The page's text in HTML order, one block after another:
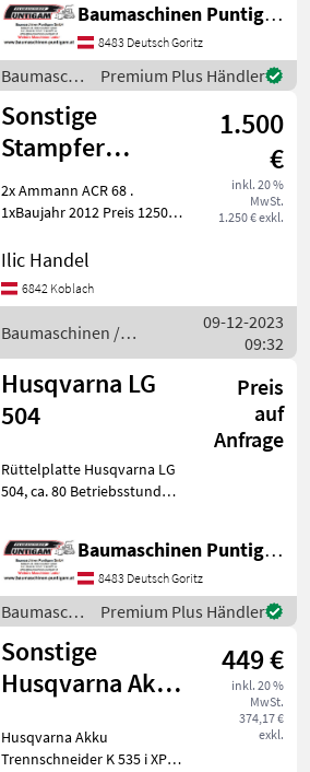
Windgeschwindigkeit 80
km/h, Ausleuchtungsfläche
durchschnittlich 5000 m²,
Nen
Baumaschinen Puntigam GmbH
8483 Deutsch Goritz
Baumaschinen
/ Sonstige
Premium Plus Händler
Sonstige
Stampfer
4xStück
2xAmmann ACR
BS60-2
1.500
€
inkl. 20 %
MwSt.
1.250 € exkl.
2x Ammann ACR 68 .
1xBaujahr 2012 Preis 1250€ .
68 Kg Stampfer ! 2xWacker
1xBaujahr 201
Ilic Handel
6842 Koblach
Baumaschinen /
Sonstige
09-12-2023
09:32
Husqvarna LG
504
Preis
auf
Anfrage
Rüttelplatte Husqvarna LG
504, ca. 80 Betriebsstunden,
Baumaschinen Puntigam
GmbH Unser Spezialgebiet:
Ankauf - Verkauf
Baumaschinen Puntigam GmbH
8483 Deutsch Goritz
Baumaschinen
/
Husqvarna
Premium Plus Händler
Sonstige
Husqvarna Akku
K535iXP
449 €
inkl. 20 %
MwSt.
374,17 €
exkl.
Husqvarna Akku
Trennschneider K 535 i XP